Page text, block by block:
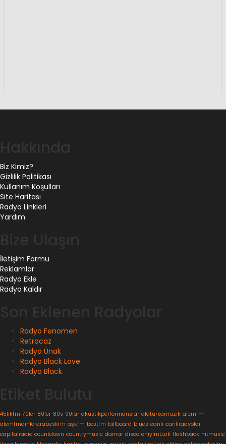
Biz Kimiz?
Gizlilik Politikası
Kullanım Koşulları
Site Haritası
Radyo Linkleri
Yardım
İletişim Formu
Reklamlar
Radyo Ekle
Radyo Kaldır
Radyo Fenomen
Retrocaz
Radyo Ünak
Radyo Black Love
Radyo Black
45likfm 70ler 80ler 80s 90lar akustikperformanslar alaturkamüzik alemfm
alemfmdinle arabeskfm aşkfm bestfm billboard blues canlı canlıradyolar
capitalradio countdown countrymusic damar disco eniyimüzik flashback hitmusic